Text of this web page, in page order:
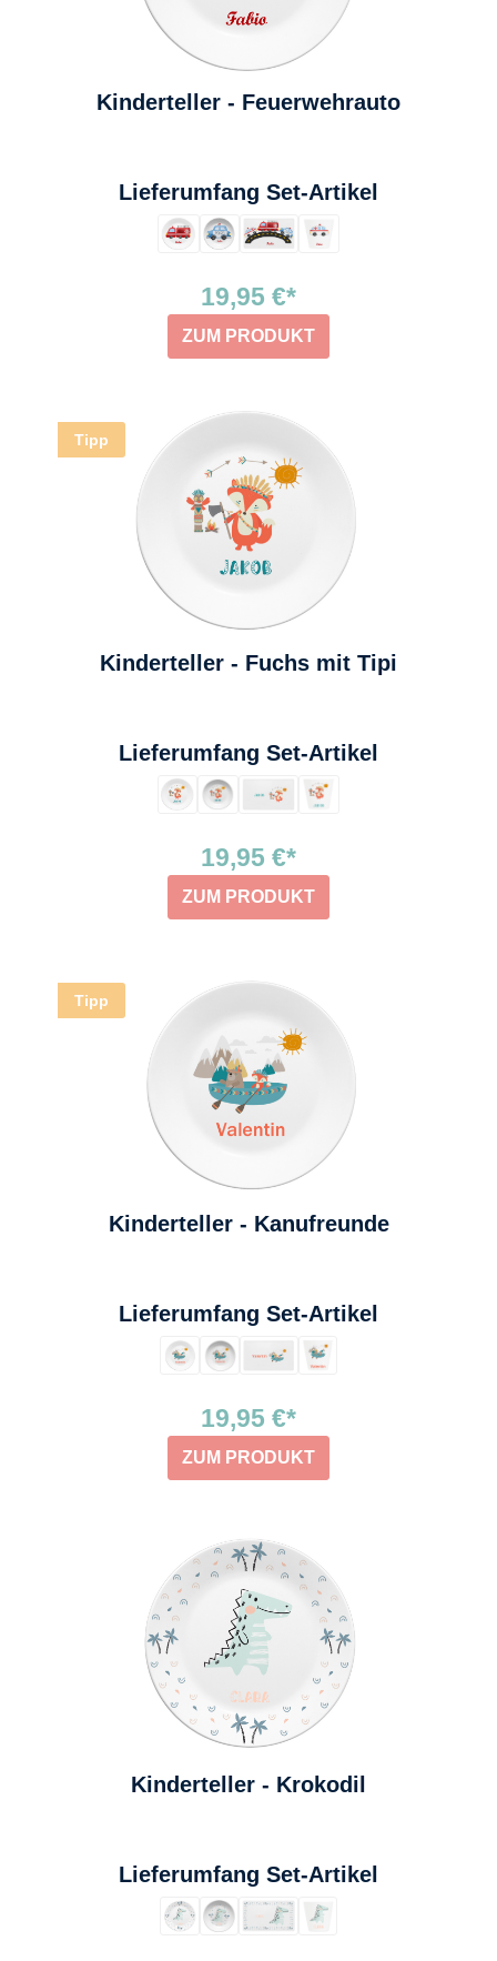
Kinderteller - Feuerwehrauto
Lieferumfang Set-Artikel
19,95 €*
ZUM PRODUKT
Tipp
Kinderteller - Fuchs mit Tipi
Lieferumfang Set-Artikel
19,95 €*
ZUM PRODUKT
Tipp
Kinderteller - Kanufreunde
Lieferumfang Set-Artikel
19,95 €*
ZUM PRODUKT
Kinderteller - Krokodil
Lieferumfang Set-Artikel